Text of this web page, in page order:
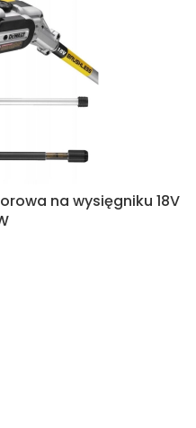
na wysięgniku 18V